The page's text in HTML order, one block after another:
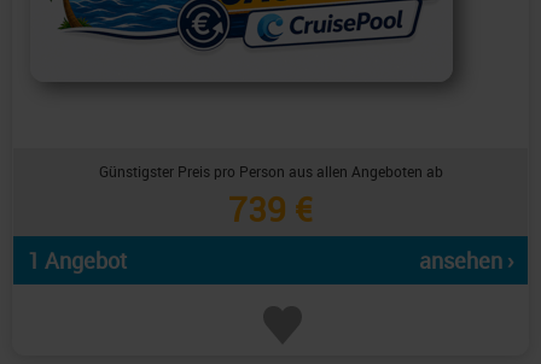
Günstigster Preis pro Person aus allen Angeboten ab
739 €
1 Angebot ansehen ›